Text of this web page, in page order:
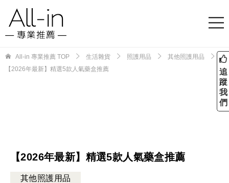
All-in 專業推薦 TOP 生活雜貨 照護用品
其他照護用品
【2026年最新】精選5款人氣藥盒推薦
【2026年最新】精選5款人氣藥盒推薦
其他照護用品
追
蹤
我
們